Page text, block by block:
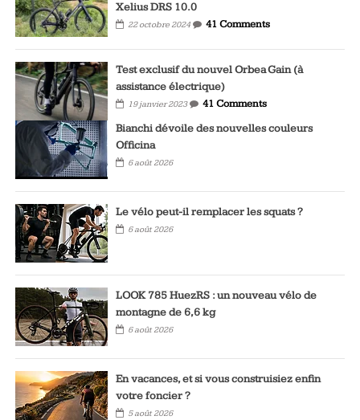
Xelius DRS 10.0
22 octobre 2024 41 Comments
Test exclusif du nouvel Orbea Gain (à
assistance électrique)
19 janvier 2023
41 Comments
Bianchi dévoile des nouvelles couleurs
Officina
6 août 2026
Le vélo peut-il remplacer les squats ?
6 août 2026
LOOK 785 HuezRS : un nouveau vélo de
montagne de 6,6 kg
6 août 2026
En vacances, et si vous construisiez enfin
votre foncier ?
5 août 2026